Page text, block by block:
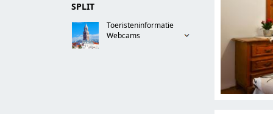
SPLIT
Toeristeninformatie
Webcams